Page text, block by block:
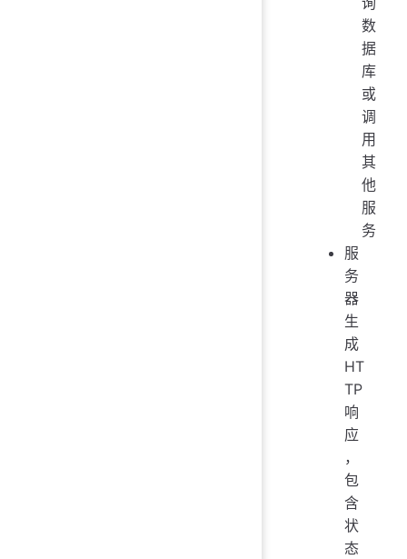
数
据
库
或
调
用
其
他
服
务
服
务
器
生
成
HT
TP
响
应
，
包
含
状
态